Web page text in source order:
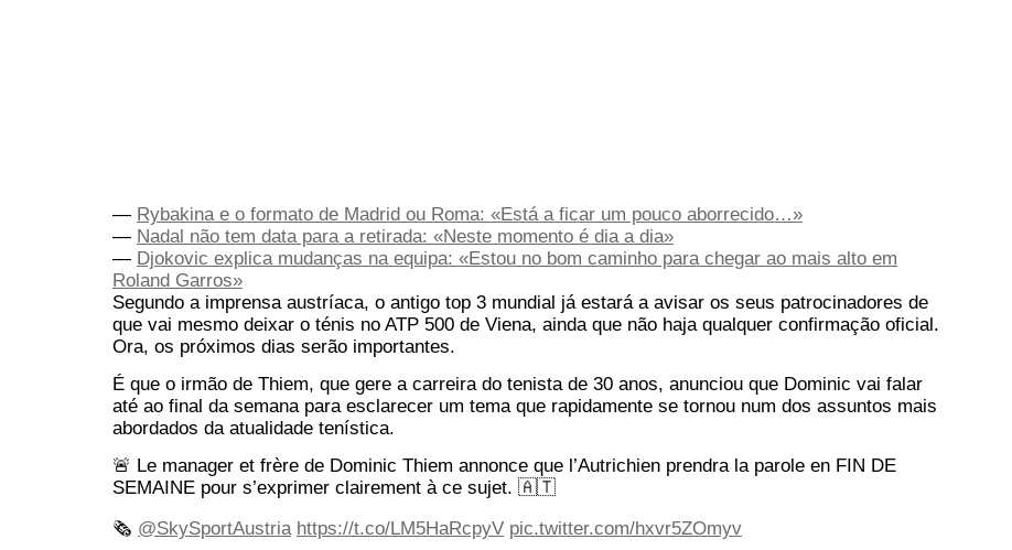
— Rybakina e o formato de Madrid ou Roma: «Está a ficar um pouco aborrecido…»
— Nadal não tem data para a retirada: «Neste momento é dia a dia»
— Djokovic explica mudanças na equipa: «Estou no bom caminho para chegar ao mais alto em
Roland Garros»
Segundo a imprensa austríaca, o antigo top 3 mundial já estará a avisar os seus patrocinadores de
que vai mesmo deixar o ténis no ATP 500 de Viena, ainda que não haja qualquer confirmação oficial.
Ora, os próximos dias serão importantes.
É que o irmão de Thiem, que gere a carreira do tenista de 30 anos, anunciou que Dominic vai falar
até ao final da semana para esclarecer um tema que rapidamente se tornou num dos assuntos mais
abordados da atualidade tenística.
🚨 Le manager et frère de Dominic Thiem annonce que l’Autrichien prendra la parole en FIN DE
SEMAINE pour s’exprimer clairement à ce sujet. 🇦🇹
🗞️ @SkySportAustria https://t.co/LM5HaRcpyV pic.twitter.com/hxvr5ZOmyv